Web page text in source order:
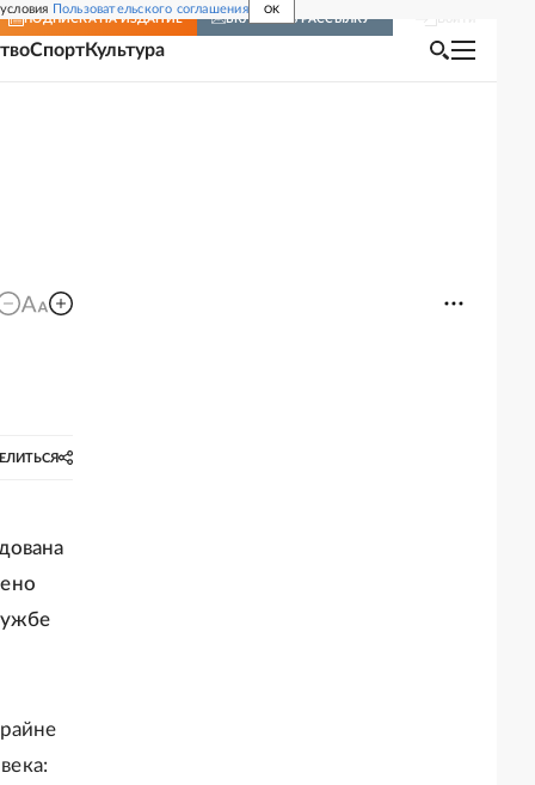
Пользовательского соглашения OK
ПОДПИСКА НА ИЗДАНИЕ ВКЛЮЧИТЬ РАССЫЛКУ
СпортКультура